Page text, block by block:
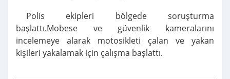
Polis ekipleri bölgede soruşturma
başlattı.Mobese ve güvenlik kameralarını
incelemeye alarak motosikleti çalan ve yakan
kişileri yakalamak için çalışma başlattı.